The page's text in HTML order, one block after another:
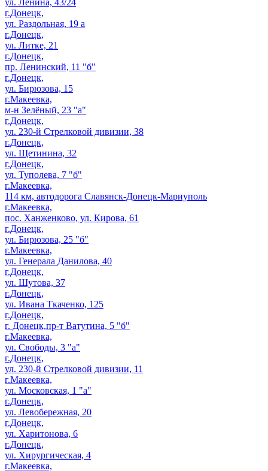
ул. Ленина, 43/24
г.Донецк,
ул. Раздольная, 19 а
г.Донецк,
ул. Литке, 21
г.Донецк,
пр. Ленинский, 11 "б"
г.Донецк,
ул. Бирюзова, 15
г.Макеевка,
м-н Зелёный, 23 "а"
г.Донецк,
ул. 230-й Стрелковой дивизии, 38
г.Донецк,
ул. Щетинина, 32
г.Донецк,
ул. Туполева, 7 "б"
г.Макеевка,
114 км, автодорога Славянск-Донецк-Мариуполь
г.Макеевка,
пос. Ханженково, ул. Кирова, 61
г.Донецк,
ул. Бирюзова, 25 "б"
г.Макеевка,
ул. Генерала Данилова, 40
г.Донецк,
ул. Шутова, 37
г.Донецк,
ул. Ивана Ткаченко, 125
г.Донецк,
г. Донецк,пр-т Ватутина, 5 "б"
г.Макеевка,
ул. Свободы, 3 "а"
г.Донецк,
ул. 230-й Стрелковой дивизии, 11
г.Макеевка,
ул. Московская, 1 "а"
г.Донецк,
ул. Левобережная, 20
г.Донецк,
ул. Харитонова, 6
г.Донецк,
ул. Хирургическая, 4
г.Макеевка,